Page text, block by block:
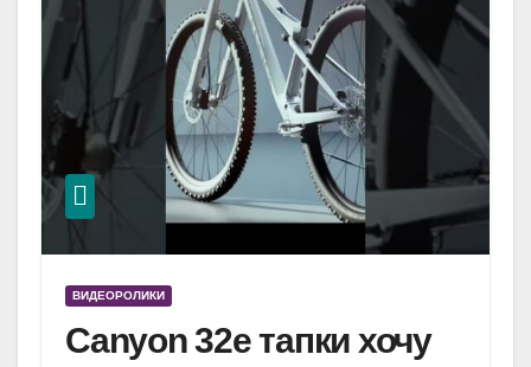
ВИДЕОРОЛИКИ
Canyon 32e тапки хочу